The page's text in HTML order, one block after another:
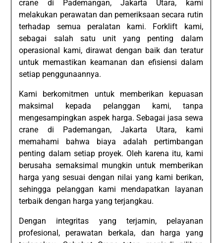
crane di Pademangan, Jakarta Utara, kami
melakukan perawatan dan pemeriksaan secara rutin
terhadap semua peralatan kami. Forklift kami,
sebagai salah satu unit yang penting dalam
operasional kami, dirawat dengan baik dan teratur
untuk memastikan keamanan dan efisiensi dalam
setiap penggunaannya.
Kami berkomitmen untuk memberikan kepuasan
maksimal kepada pelanggan kami, tanpa
mengesampingkan aspek harga. Sebagai jasa sewa
crane di Pademangan, Jakarta Utara, kami
memahami bahwa biaya adalah pertimbangan
penting dalam setiap proyek. Oleh karena itu, kami
berusaha semaksimal mungkin untuk memberikan
harga yang sesuai dengan nilai yang kami berikan,
sehingga pelanggan kami mendapatkan layanan
terbaik dengan harga yang terjangkau.
Dengan integritas yang terjamin, pelayanan
profesional, perawatan berkala, dan harga yang